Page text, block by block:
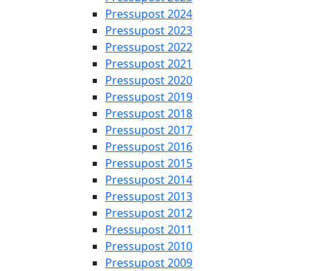
Pressupost 2024
Pressupost 2023
Pressupost 2022
Pressupost 2021
Pressupost 2020
Pressupost 2019
Pressupost 2018
Pressupost 2017
Pressupost 2016
Pressupost 2015
Pressupost 2014
Pressupost 2013
Pressupost 2012
Pressupost 2011
Pressupost 2010
Pressupost 2009